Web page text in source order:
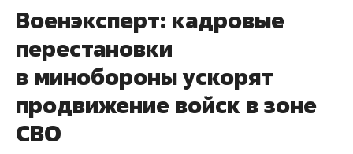
Военэксперт: кадровые
перестановки
в минобороны ускорят
продвижение войск в зоне
СВО